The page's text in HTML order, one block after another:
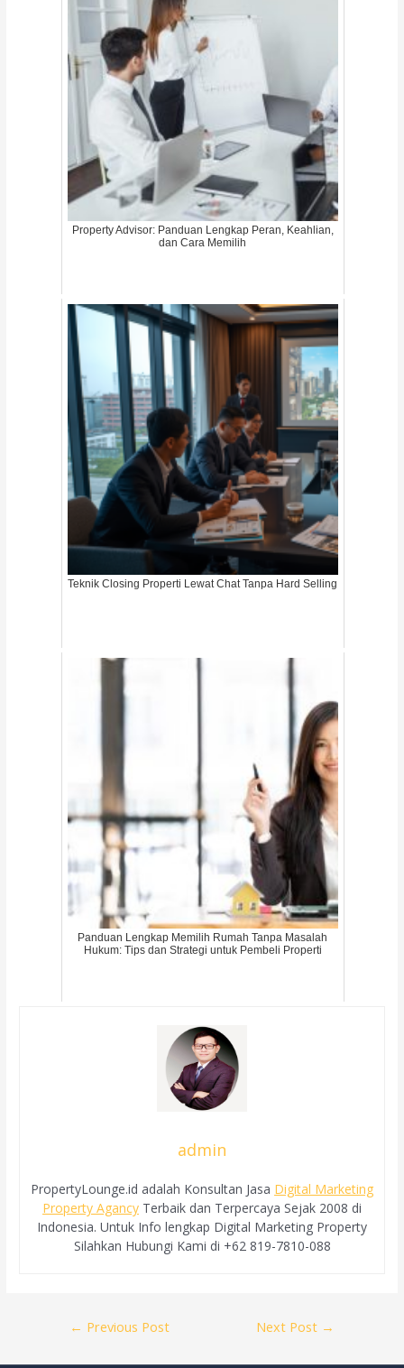
Property Advisor: Panduan Lengkap Peran, Keahlian,
dan Cara Memilih
Teknik Closing Properti Lewat Chat Tanpa Hard Selling
Panduan Lengkap Memilih Rumah Tanpa Masalah
Hukum: Tips dan Strategi untuk Pembeli Properti
admin
PropertyLounge.id adalah Konsultan Jasa Digital Marketing
Property Agancy Terbaik dan Terpercaya Sejak 2008 di
Indonesia. Untuk Info lengkap Digital Marketing Property
Silahkan Hubungi Kami di +62 819-7810-088
← Previous Post Next Post →